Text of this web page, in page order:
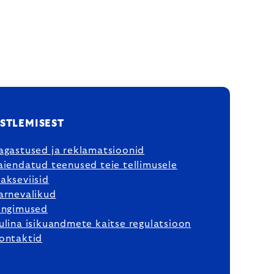
ja reklamatsioonid
teenused teie tellimusele
isikuandmete kaitse regulatsioon